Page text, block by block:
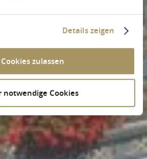
Details zeigen
Cookies zulassen
notwendige Cookies